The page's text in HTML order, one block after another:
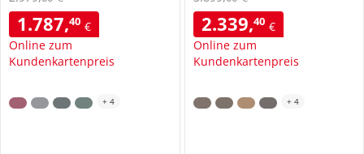
1.787,40 €
Online zum
Kundenkartenpreis
+ 4
2.339,40 €
Online zum
Kundenkartenpreis
+ 4